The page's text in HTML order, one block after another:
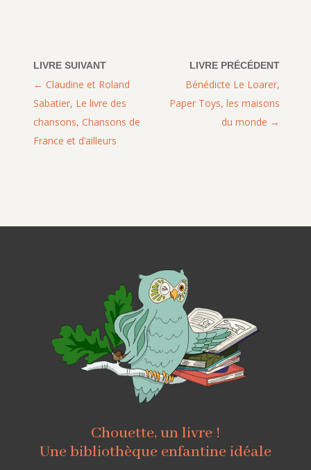
Bénédicte Le Loarer,
Paper Toys, les maisons
du monde
Claudine et Roland
Sabatier, Le livre des
chansons, Chansons de
France et d’ailleurs
Chouette, un livre !
Une bibliothèque enfantine idéale